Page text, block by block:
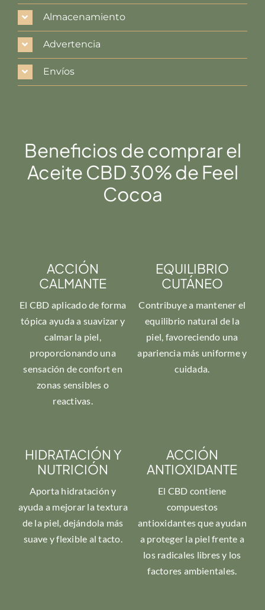
Almacenamiento
Advertencia
Envíos
Beneficios de comprar el
Aceite CBD 30% de Feel
Cocoa
ACCIÓN
CALMANTE
El CBD aplicado de forma
tópica ayuda a suavizar y
calmar la piel,
proporcionando una
sensación de confort en
zonas sensibles o
reactivas.
EQUILIBRIO
CUTÁNEO
Contribuye a mantener el
equilibrio natural de la
piel, favoreciendo una
apariencia más uniforme y
cuidada.
HIDRATACIÓN Y
NUTRICIÓN
Aporta hidratación y
ayuda a mejorar la textura
de la piel, dejándola más
suave y flexible al tacto.
ACCIÓN
ANTIOXIDANTE
El CBD contiene
compuestos
antioxidantes que ayudan
a proteger la piel frente a
los radicales libres y los
factores ambientales.